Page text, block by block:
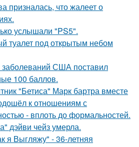
призналась, что жалеет о
услышали "PS5".
туалет под открытым небом
заболеваний США поставил
100 баллов.
"Бетиса" Марк бартра вместе
к отношениям с
- вплоть до формальностей.
дэйви чейз умерла.
я Выгляжу" - 36-летняя